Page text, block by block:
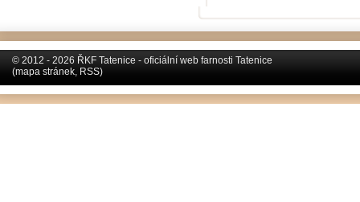
© 2012 - 2026 ŘKF Tatenice - oficiální web farnosti Tatenice
(mapa stránek, RSS)